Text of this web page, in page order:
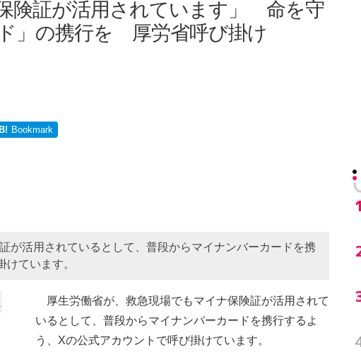
険証が活用されています」 命を守
」の携行を 厚労省呼び掛け
B! Bookmark
が活用されているとして、普段からマイナンバーカードを携
ています。
厚生労働省が、救急現場でもマイナ保険証が活用されて
いるとして、普段からマイナンバーカードを携行するよ
う、Xの公式アカウントで呼び掛けています。